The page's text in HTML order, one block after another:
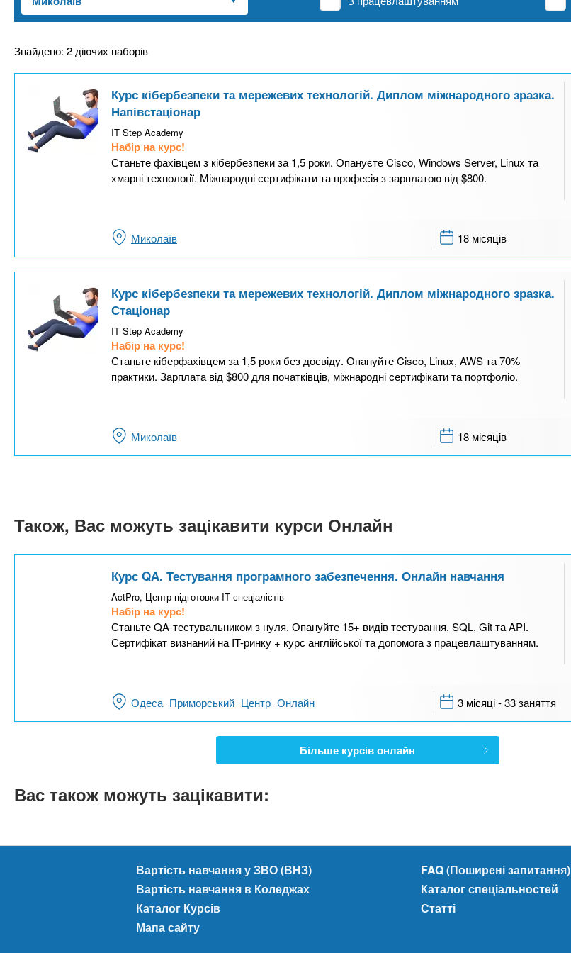
n
t
s
f
o
и
х
з
а
Знайдено: 2 діючих наборів
Курс кібербезпеки та мережевих технологій. Диплом міжнародного зразка.
Напівстаціонар
IT Step Academy
Набір на курс!
Станьте фахівцем з кібербезпеки за 1,5 роки. Опануєте Cisco, Windows Server, Linux та
хмарні технології. Міжнародні сертифікати та професія з зарплатою від $800.
Миколаїв 18 місяців
Курс кібербезпеки та мережевих технологій. Диплом міжнародного зразка.
Стаціонар
IT Step Academy
Набір на курс!
Станьте кіберфахівцем за 1,5 роки без досвіду. Опануйте Cisco, Linux, AWS та 70%
практики. Зарплата від $800 для початківців, міжнародні сертифікати та портфоліо.
Миколаїв 18 місяців
Також, Вас можуть зацікавити курси Онлайн
Курс QA. Тестування програмного забезпечення. Онлайн навчання
ActPro, Центр підготовки IT спеціалістів
Набір на курс!
Станьте QA-тестувальником з нуля. Опануйте 15+ видів тестування, SQL, Git та API.
Сертифікат визнаний на IT-ринку + курс англійської та допомога з працевлаштуванням.
Одеса Приморський Центр Онлайн 3 місяці - 33 заняття
Більше курсів онлайн
Вас також можуть зацікавити:
Вартість навчання у ЗВО (ВНЗ)
Вартість навчання в Коледжах
Каталог Курсів
Мапа сайту
FAQ (Поширені запитання)
Каталог спеціальностей
Статті